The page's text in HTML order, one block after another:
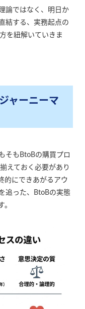
論ではなく、明日か
結する、実務起点の
を紐解いていきま
ャーニーマ
そもBtoBの購買プロ
えておく必要があり
的にできあがるアウ
追った、BtoBの実態